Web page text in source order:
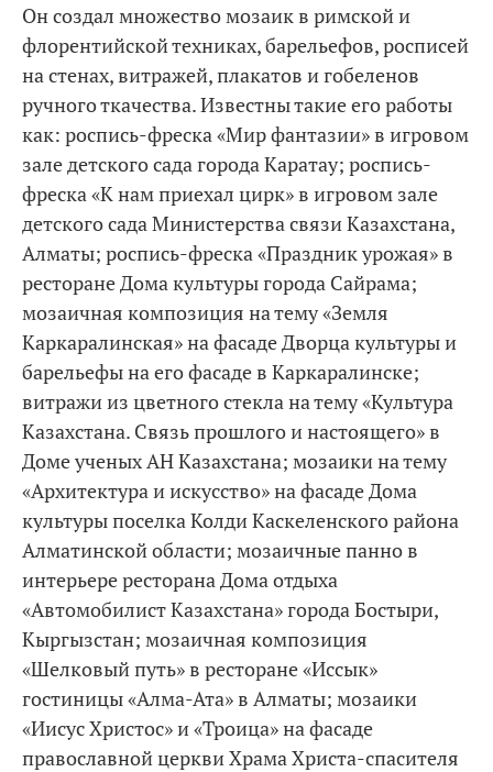
Он создал множество мозаик в римской и
флорентийской техниках, барельефов, росписей
на стенах, витражей, плакатов и гобеленов
ручного ткачества. Известны такие его работы
как: роспись-фреска «Мир фантазии» в игровом
зале детского сада города Каратау; роспись-
фреска «К нам приехал цирк» в игровом зале
детского сада Министерства связи Казахстана,
Алматы; роспись-фреска «Праздник урожая» в
ресторане Дома культуры города Сайрама;
мозаичная композиция на тему «Земля
Каркаралинская» на фасаде Дворца культуры и
барельефы на его фасаде в Каркаралинске;
витражи из цветного стекла на тему «Культура
Казахстана. Связь прошлого и настоящего» в
Доме ученых АН Казахстана; мозаики на тему
«Архитектура и искусство» на фасаде Дома
культуры поселка Колди Каскеленского района
Алматинской области; мозаичные панно в
интерьере ресторана Дома отдыха
«Автомобилист Казахстана» города Бостыри,
Кыргызстан; мозаичная композиция
«Шелковый путь» в ресторане «Иссык»
гостиницы «Алма-Ата» в Алматы; мозаики
«Иисус Христос» и «Троица» на фасаде
православной церкви Храма Христа-спасителя